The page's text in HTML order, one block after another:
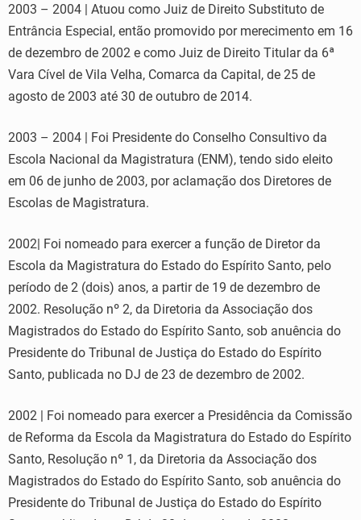
2003 – 2004 | Atuou como Juiz de Direito Substituto de
Entrância Especial, então promovido por merecimento em 16
de dezembro de 2002 e como Juiz de Direito Titular da 6ª
Vara Cível de Vila Velha, Comarca da Capital, de 25 de
agosto de 2003 até 30 de outubro de 2014.
2003 – 2004 | Foi Presidente do Conselho Consultivo da
Escola Nacional da Magistratura (ENM), tendo sido eleito
em 06 de junho de 2003, por aclamação dos Diretores de
Escolas de Magistratura.
2002| Foi nomeado para exercer a função de Diretor da
Escola da Magistratura do Estado do Espírito Santo, pelo
período de 2 (dois) anos, a partir de 19 de dezembro de
2002. Resolução nº 2, da Diretoria da Associação dos
Magistrados do Estado do Espírito Santo, sob anuência do
Presidente do Tribunal de Justiça do Estado do Espírito
Santo, publicada no DJ de 23 de dezembro de 2002.
2002 | Foi nomeado para exercer a Presidência da Comissão
de Reforma da Escola da Magistratura do Estado do Espírito
Santo, Resolução nº 1, da Diretoria da Associação dos
Magistrados do Estado do Espírito Santo, sob anuência do
Presidente do Tribunal de Justiça do Estado do Espírito